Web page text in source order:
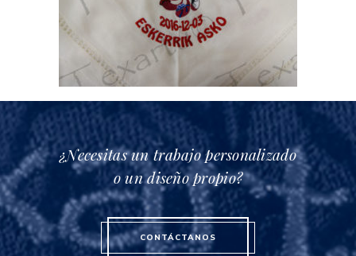
¿Necesitas un trabajo personalizado
o un diseño propio?
CONTÁCTANOS